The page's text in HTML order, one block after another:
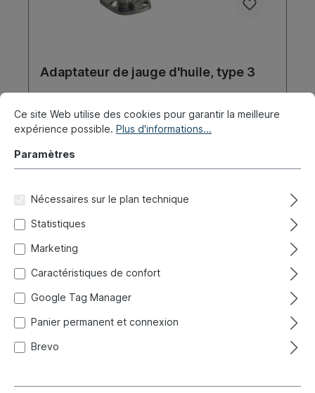
Adaptateur de jauge d'huile, type 3
Réf. produit : 010-1230
Expédié immédiatement, délai de livraison : 1-3 jours,
étranger + encombrant délai de livraison plus long
Ce site Web utilise des cookies pour garantir la meilleure
expérience possible. Plus d'informations...
Paramètres
Nécessaires sur le plan technique
Statistiques
Marketing
Caractéristiques de confort
Google Tag Manager
Panier permanent et connexion
Brevo